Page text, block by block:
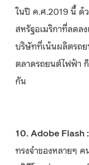
ในปี ค.ศ.2019 นี้ ด้
สหรัฐอเมริกาที่ลดล
บริษัทที่เน้นผลิตรถ
ตลาดรถยนต์ไฟฟ้า
กัน
10. Adobe Flash :
ทรงจำของหลายๆ ค